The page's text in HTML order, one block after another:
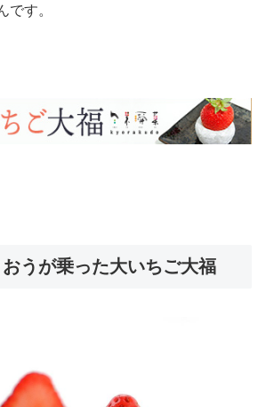
です。
うが乗った大いちご大福